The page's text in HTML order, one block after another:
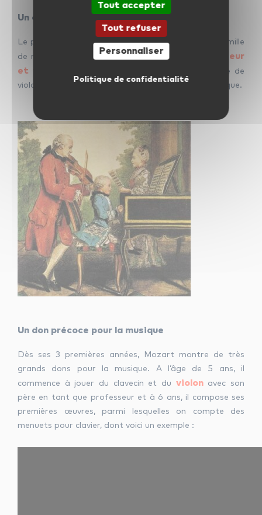
Un contexte familial musical
Le petit Mozart, né en 1756, faisait partie d’une famille
de musiciens. Son père était compositeur,
professeur
et violoniste
. Il a notamment écrit une méthode de
violon qui était diffusée dans toute l’Europe à l’époque.
Un don précoce pour la musique
Dès ses 3 premières années, Mozart montre de très
grands dons pour la musique. A l’âge de 5 ans, il
commence à jouer du clavecin et du violonavec son
père en tant que professeur et à 6 ans, il compose ses
premières œuvres, parmi lesquelles on compte des
menuets pour clavier, dont voici un exemple :
Tout accepter
Tout refuser
Personnaliser
Politique de confidentialité